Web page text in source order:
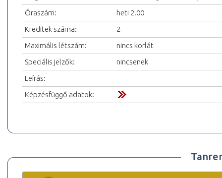
Óraszám:
heti 2.00
Kreditek száma:
2
Maximális létszám:
nincs korlát
Speciális jelzők:
nincsenek
Leírás:
Képzésfüggő adatok: